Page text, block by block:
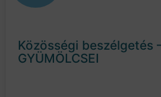
Közösségi beszélgetés
GYÜMÖLCSEI